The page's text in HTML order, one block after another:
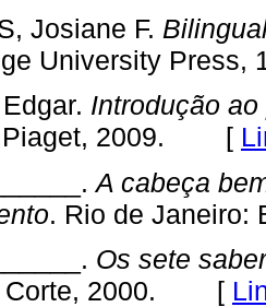
Josiane F.
University Press,
Introdução
2009. [
A cabeça
. Rio de Janeiro:
Os sete
2000. [